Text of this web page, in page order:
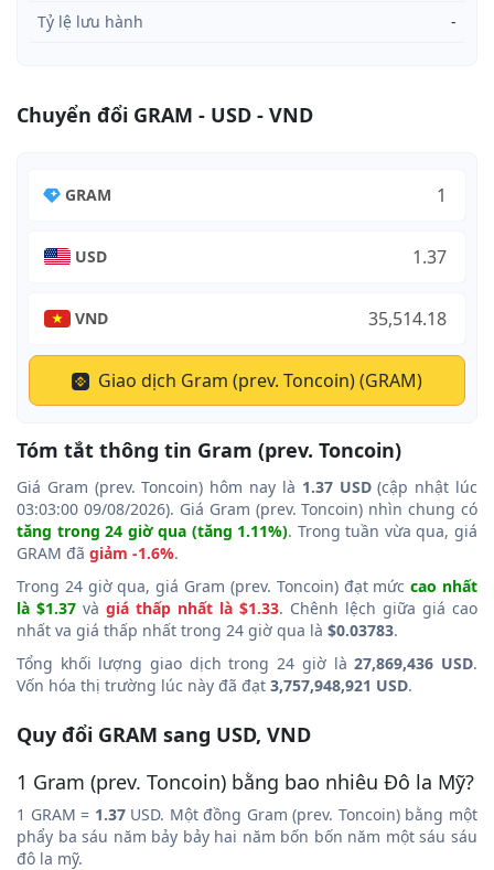
Tỷ lệ lưu hành
-
Chuyển đổi GRAM - USD - VND
GRAM
USD
VND
Giao dịch Gram (prev. Toncoin) (GRAM)
Tóm tắt thông tin Gram (prev. Toncoin)
Giá Gram (prev. Toncoin) hôm nay là 1.37 USD(cập nhật lúc
03:03:00 09/08/2026). Giá Gram (prev. Toncoin) nhìn chung có
tăng trong 24 giờ qua (tăng 1.11%). Trong tuần vừa qua, giá
GRAM đã giảm -1.6%.
Trong 24 giờ qua, giá Gram (prev. Toncoin) đạt mứccao nhất
là $1.37 và giá thấp nhất là $1.33. Chênh lệch giữa giá cao
nhất va giá thấp nhất trong 24 giờ qua là $0.03783.
Tổng khối lượng giao dịch trong 24 giờ là27,869,436 USD.
Vốn hóa thị trường lúc này đã đạt 3,757,948,921 USD.
Quy đổi GRAM sang USD, VND
1 Gram (prev. Toncoin) bằng bao nhiêu Đô la Mỹ?
1 GRAM = 1.37USD. Một đồng Gram (prev. Toncoin) bằng một
phẩy ba sáu năm bảy bảy hai năm bốn bốn năm một sáu sáu
đô la mỹ.